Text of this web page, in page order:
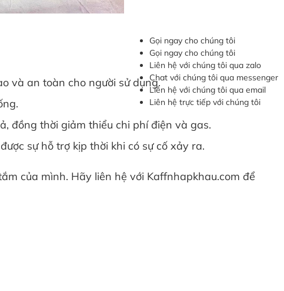
và an toàn cho người sử dụng.
đồng thời giảm thiểu chi phí điện và gas.
sự hỗ trợ kịp thời khi có sự cố xảy ra.
của mình. Hãy liên hệ với Kaffnhapkhau.com để
Gọi ngay cho chúng tôi
Gọi ngay cho chúng tôi
Liên hệ với chúng tôi qua zalo
Chat với chúng tôi qua messenger
Liên hệ với chúng tôi qua email
Liên hệ trực tiếp với chúng tôi